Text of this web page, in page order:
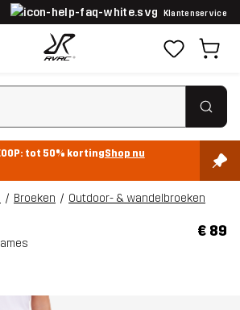
Klantenservice
tot 50% kortingShop nu
Broeken Outdoor- & wandelbroeken
€ 89